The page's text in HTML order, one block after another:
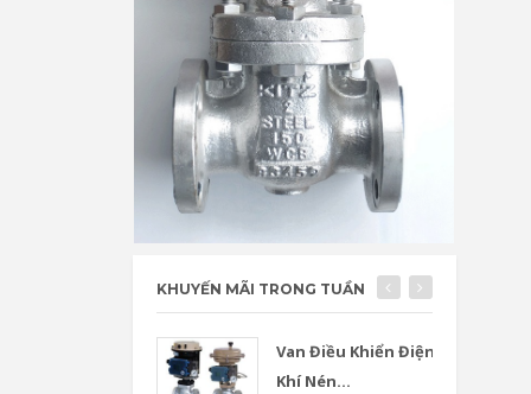
KHUYẾN MÃI TRONG TUẦN
Van Điều Khiển Điện
Khí Nén...